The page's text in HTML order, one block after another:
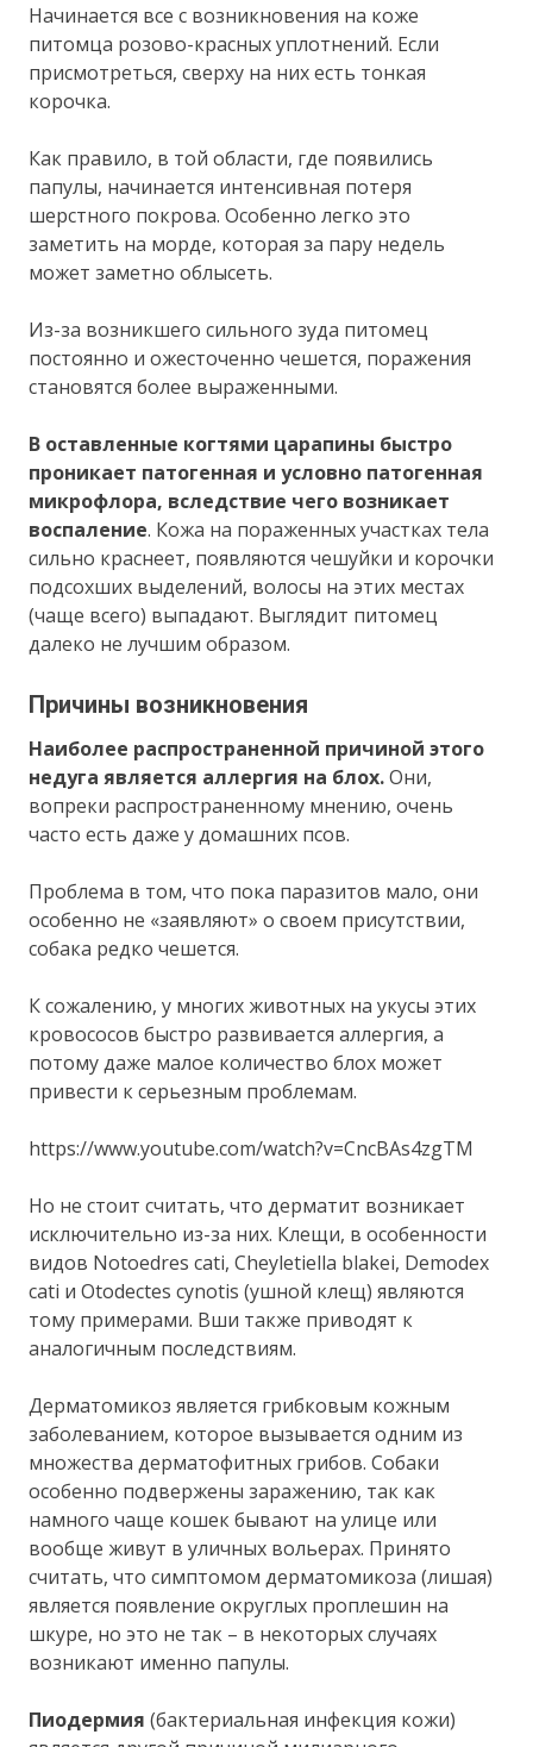
Начинается все с возникновения на коже
питомца розово-красных уплотнений. Если
присмотреться, сверху на них есть тонкая
корочка.
Как правило, в той области, где появились
папулы, начинается интенсивная потеря
шерстного покрова. Особенно легко это
заметить на морде, которая за пару недель
может заметно облысеть.
Из-за возникшего сильного зуда питомец
постоянно и ожесточенно чешется, поражения
становятся более выраженными.
В оставленные когтями царапины быстро
проникает патогенная и условно патогенная
микрофлора, вследствие чего возникает
воспаление. Кожа на пораженных участках тела
сильно краснеет, появляются чешуйки и корочки
подсохших выделений, волосы на этих местах
(чаще всего) выпадают. Выглядит питомец
далеко не лучшим образом.
Причины возникновения
Наиболее распространенной причиной этого
недуга является аллергия на блох.Они,
вопреки распространенному мнению, очень
часто есть даже у домашних псов.
Проблема в том, что пока паразитов мало, они
особенно не «заявляют» о своем присутствии,
собака редко чешется.
К сожалению, у многих животных на укусы этих
кровососов быстро развивается аллергия, а
потому даже малое количество блох может
привести к серьезным проблемам.
https://www.youtube.com/watch?v=CncBAs4zgTM
Но не стоит считать, что дерматит возникает
исключительно из-за них. Клещи, в особенности
видов Notoedres cati, Cheyletiella blakei, Demodex
cati и Otodectes cynotis (ушной клещ) являются
тому примерами. Вши также приводят к
аналогичным последствиям.
Дерматомикоз является грибковым кожным
заболеванием, которое вызывается одним из
множества дерматофитных грибов. Собаки
особенно подвержены заражению, так как
намного чаще кошек бывают на улице или
вообще живут в уличных вольерах. Принято
считать, что симптомом дерматомикоза (лишая)
является появление округлых проплешин на
шкуре, но это не так – в некоторых случаях
возникают именно папулы.
Пиодермия (бактериальная инфекция кожи)